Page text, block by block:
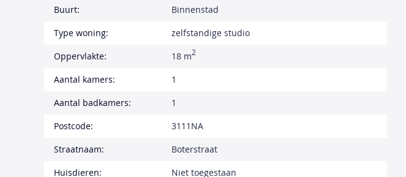
Buurt:
Binnenstad
Type woning:
zelfstandige studio
Oppervlakte:
18 m2
Aantal kamers:
1
Aantal badkamers:
1
Postcode:
3111NA
Straatnaam:
Boterstraat
Huisdieren:
Niet toegestaan